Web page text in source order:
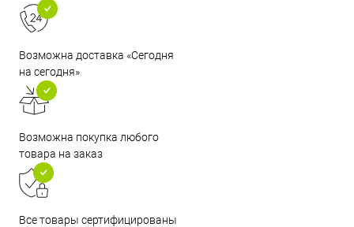
Возможна доставка «Сегодня
на сегодня»
Возможна покупка любого
товара на заказ
Все товары сертифицированы